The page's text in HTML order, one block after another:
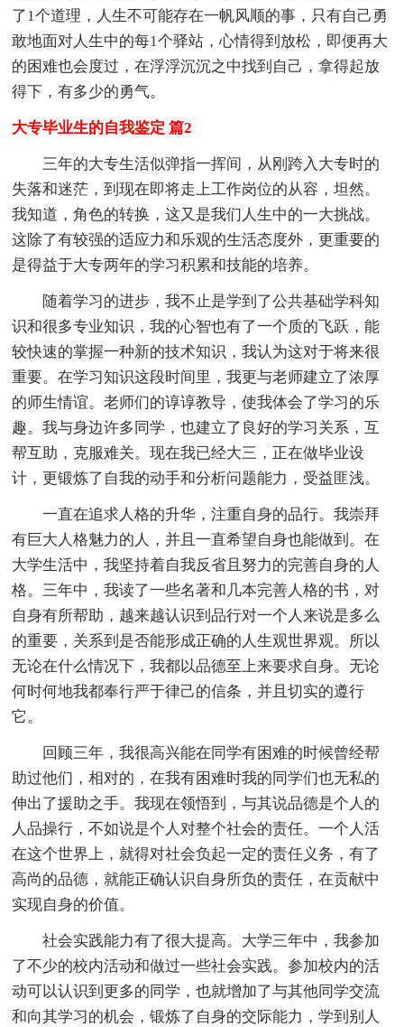
了1个道理，人生不可能存在一帆风顺的事，只有自己勇
敢地面对人生中的每1个驿站，心情得到放松，即便再大
的困难也会度过，在浮浮沉沉之中找到自己，拿得起放
得下，有多少的勇气。
大专毕业生的自我鉴定 篇2
三年的大专生活似弹指一挥间，从刚跨入大专时的
失落和迷茫，到现在即将走上工作岗位的从容，坦然。
我知道，角色的转换，这又是我们人生中的一大挑战。
这除了有较强的适应力和乐观的生活态度外，更重要的
是得益于大专两年的学习积累和技能的培养。
随着学习的进步，我不止是学到了公共基础学科知
识和很多专业知识，我的心智也有了一个质的飞跃，能
较快速的掌握一种新的技术知识，我认为这对于将来很
重要。在学习知识这段时间里，我更与老师建立了浓厚
的师生情谊。老师们的谆谆教导，使我体会了学习的乐
趣。我与身边许多同学，也建立了良好的学习关系，互
帮互助，克服难关。现在我已经大三，正在做毕业设
计，更锻炼了自我的动手和分析问题能力，受益匪浅。
一直在追求人格的升华，注重自身的品行。我崇拜
有巨大人格魅力的人，并且一直希望自身也能做到。在
大学生活中，我坚持着自我反省且努力的完善自身的人
格。三年中，我读了一些名著和几本完善人格的书，对
自身有所帮助，越来越认识到品行对一个人来说是多么
的重要，关系到是否能形成正确的人生观世界观。所以
无论在什么情况下，我都以品德至上来要求自身。无论
何时何地我都奉行严于律己的信条，并且切实的遵行
它。
回顾三年，我很高兴能在同学有困难的时候曾经帮
助过他们，相对的，在我有困难时我的同学们也无私的
伸出了援助之手。我现在领悟到，与其说品德是个人的
人品操行，不如说是个人对整个社会的责任。一个人活
在这个世界上，就得对社会负起一定的责任义务，有了
高尚的品德，就能正确认识自身所负的责任，在贡献中
实现自身的价值。
社会实践能力有了很大提高。大学三年中，我参加
了不少的校内活动和做过一些社会实践。参加校内的活
动可以认识到更多的同学，也就增加了与其他同学交流
和向其学习的机会，锻炼了自身的交际能力，学到别人